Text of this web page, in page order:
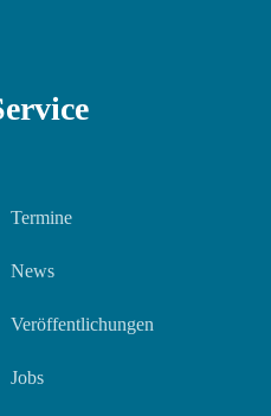
Termine
News
Veröffentlichungen
Jobs